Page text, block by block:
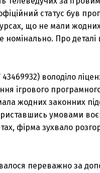
статус був
що не мали жодних
номінально. Про деталі
володіло
ігрового
жодних законних
умовами
фірма зухвало
переважно за